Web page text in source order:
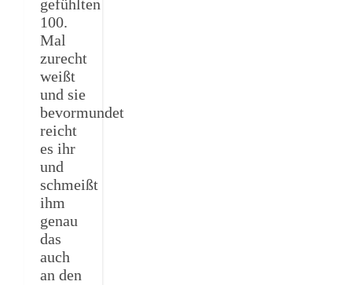
gefühlten
100.
Mal
zurecht
weißt
und sie
bevormundet
reicht
es ihr
und
schmeißt
ihm
genau
das
auch
an den